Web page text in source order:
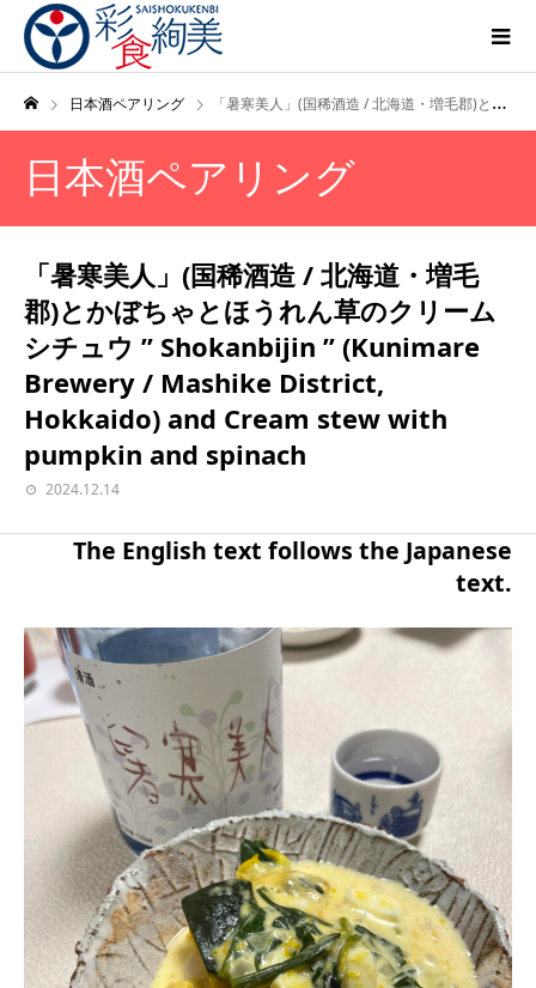
日本酒ペアリング 「暑寒美人」(国稀酒造 / 北海道・増毛郡)とかぼちゃとほうれん草のクリームシチュウ ” Shokanbijin ” (Kunimare Brewery / Mashike District, Hokkaido) and Cream stew with pumpkin and spinach
日本酒ペアリング
「暑寒美人」(国稀酒造 / 北海道・増毛
郡)とかぼちゃとほうれん草のクリーム
シチュウ ” Shokanbijin ” (Kunimare
Brewery / Mashike District,
Hokkaido) and Cream stew with
pumpkin and spinach
2024.12.14
The English text follows the Japanese
text.